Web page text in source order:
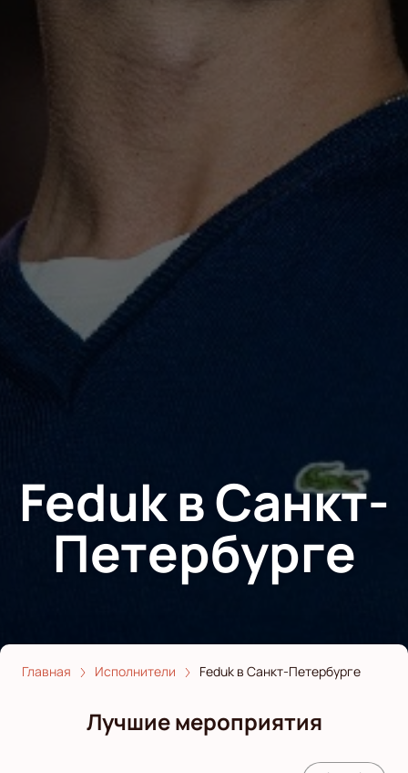
Feduk в Санкт-
Петербурге
Главная Исполнители Feduk в Санкт-Петербурге
Лучшие мероприятия